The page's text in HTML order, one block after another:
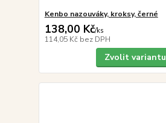
Kenbo nazouváky, kroksy, černé
138,00 Kč/ks
114,05 Kč bez DPH
Zvolit variantu